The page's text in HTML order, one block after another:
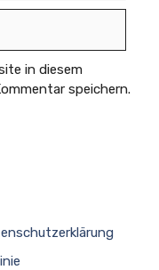
in diesem
speichern.